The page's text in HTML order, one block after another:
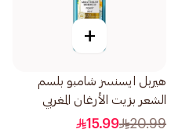
+
هيربل ايسنسز شامبو بلسم
الشعر بزيت الأرغان المغربي
400مل
20.99
15.99